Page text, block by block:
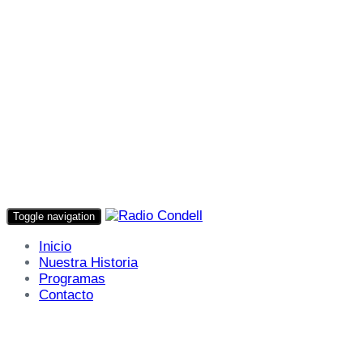
Toggle navigation
Inicio
Nuestra Historia
Programas
Contacto